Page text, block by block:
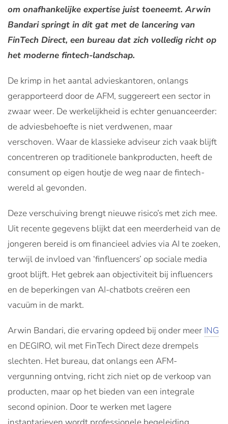
om onafhankelijke expertise juist toeneemt. Arwin
Bandari springt in dit gat met de lancering van
FinTech Direct, een bureau dat zich volledig richt op
het moderne fintech-landschap.
De krimp in het aantal advieskantoren, onlangs
gerapporteerd door de AFM, suggereert een sector in
zwaar weer. De werkelijkheid is echter genuanceerder:
de adviesbehoefte is niet verdwenen, maar
verschoven. Waar de klassieke adviseur zich vaak blijft
concentreren op traditionele bankproducten, heeft de
consument op eigen houtje de weg naar de fintech-
wereld al gevonden.
Deze verschuiving brengt nieuwe risico’s met zich mee.
Uit recente gegevens blijkt dat een meerderheid van de
jongeren bereid is om financieel advies via AI te zoeken,
terwijl de invloed van ‘finfluencers’ op sociale media
groot blijft. Het gebrek aan objectiviteit bij influencers
en de beperkingen van AI-chatbots creëren een
vacuüm in de markt.
Arwin Bandari, die ervaring opdeed bij onder meer ING
en DEGIRO, wil met FinTech Direct deze drempels
slechten. Het bureau, dat onlangs een AFM-
vergunning ontving, richt zich niet op de verkoop van
producten, maar op het bieden van een integrale
second opinion. Door te werken met lagere